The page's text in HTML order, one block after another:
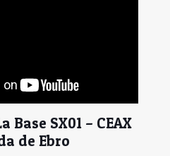
Base SX01 – CEAX
de Ebro